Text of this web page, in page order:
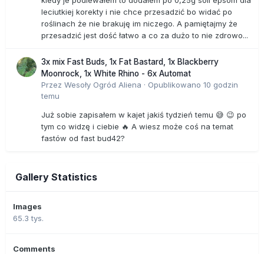
leciutkiej korekty i nie chce przesadzić bo widać po
roślinach że nie brakuję im niczego. A pamiętajmy że
przesadzić jest dość łatwo a co za dużo to nie zdrowo...
3x mix Fast Buds, 1x Fat Bastard, 1x Blackberry
Moonrock, 1x White Rhino - 6x Automat
Przez Wesoły Ogród Aliena · Opublikowano 10 godzin
temu
Już sobie zapisałem w kajet jakiś tydzień temu 😅 😉 po
tym co widzę i ciebie 🔥 A wiesz może coś na temat
fastów od fast bud42?
Gallery Statistics
Images
65.3 tys.
Comments